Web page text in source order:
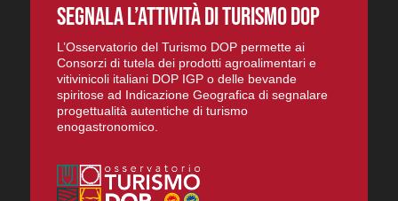
SEGNALA L’ATTIVITÀ DI TURISMO DOP
L’Osservatorio del Turismo DOP permette ai
Consorzi di tutela dei prodotti agroalimentari e
vitivinicoli italiani DOP IGP o delle bevande
spiritose ad Indicazione Geografica di segnalare
progettualità autentiche di turismo
enogastronomico.